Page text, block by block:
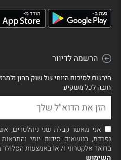
הרשמה לדיוור
הירשם לסיכום היומי של שוק ההון
חובה לכל משקיע
אני מאשר קבלת שני ניוזלטרים,
נפרדת, בנושאים סיכום יומי
בדואר אלקטרוני ו/ או באמצעות הסלולר
השימוש